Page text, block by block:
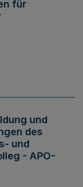
für
und
des
und
- APO-